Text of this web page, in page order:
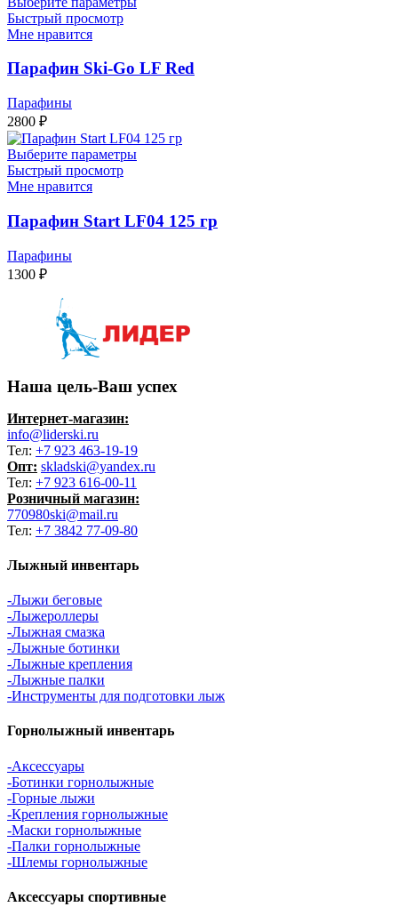
Быстрый просмотр
Мне нравится
Парафин Ski-Go LF Red
Парафины
2800 ₽
Выберите параметры
Быстрый просмотр
Мне нравится
Парафин Start LF04 125 гр
Парафины
1300 ₽
Наша цель-Ваш успех
Интернет-магазин:
info@liderski.ru
Тел: +7 923 463-19-19
Опт: skladski@yandex.ru
Тел: +7 923 616-00-11
Розничный магазин:
770980ski@mail.ru
Тел: +7 3842 77-09-80
Лыжный инвентарь
-Лыжи беговые
-Лыжероллеры
-Лыжная смазка
-Лыжные ботинки
-Лыжные крепления
-Лыжные палки
-Инструменты для подготовки лыж
Горнолыжный инвентарь
-Аксессуары
-Ботинки горнолыжные
-Горные лыжи
-Крепления горнолыжные
-Маски горнолыжные
-Палки горнолыжные
-Шлемы горнолыжные
Аксессуары спортивные